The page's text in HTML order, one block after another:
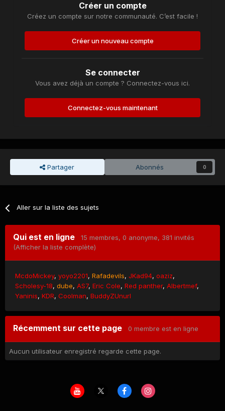
Créer un compte
Créez un compte sur notre communauté. C’est facile !
Créer un nouveau compte
Se connecter
Vous avez déjà un compte ? Connectez-vous ici.
Connectez-vous maintenant
Partager Abonnés 0
Aller sur la liste des sujets
Qui est en ligne 15 membres, 0 anonyme, 381 invités
(Afficher la liste complète)
McdoMickey yoyo2201 Rafadevils JKad94 oaziz
Scholesy-18 dube AS7 Eric Cole Red panther Albertmef
Yaninis KDR Coolman BuddyZUnurl
Récemment sur cette page 0 membre est en ligne
Aucun utilisateur enregistré regarde cette page.